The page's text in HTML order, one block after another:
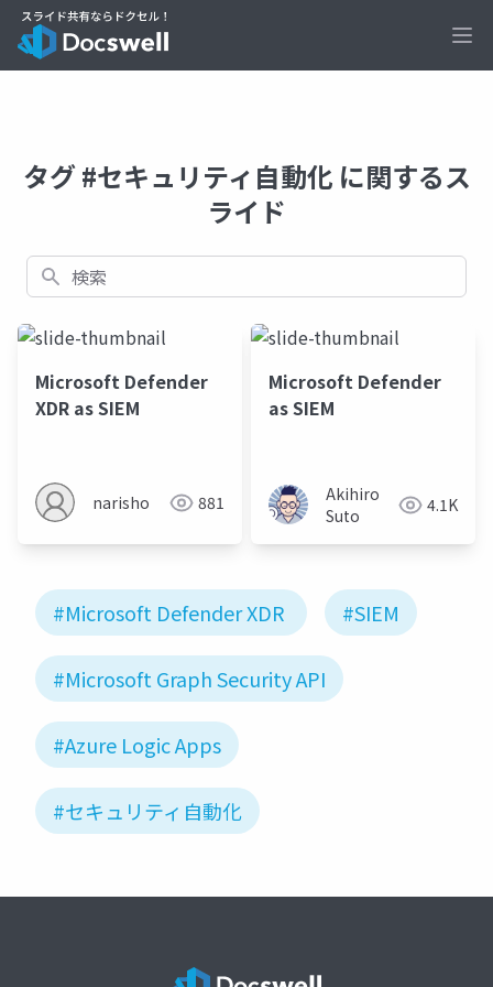
タグ #セキュリティ自動化 に関するス
ライド
検索
Microsoft Defender
XDR as SIEM
narisho 881
Microsoft Defender
as SIEM
Akihiro
Suto
4.1K
#Microsoft Defender XDR #SIEM
#Microsoft Graph Security API
#Azure Logic Apps
#セキュリティ自動化